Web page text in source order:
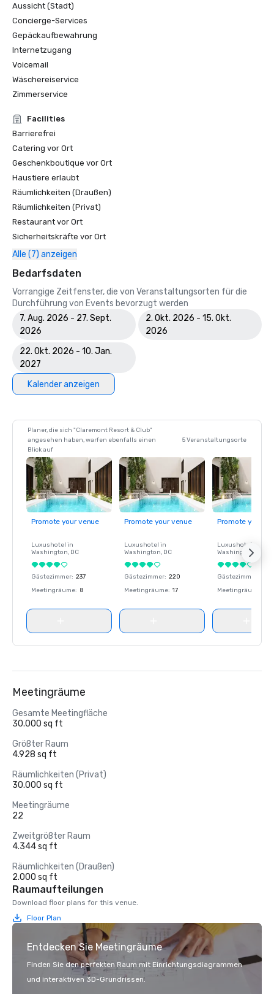
Aussicht (Stadt)
Concierge-Services
Gepäckaufbewahrung
Internetzugang
Voicemail
Wäschereiservice
Zimmerservice
Facilities
Barrierefrei
Catering vor Ort
Geschenkboutique vor Ort
Haustiere erlaubt
Räumlichkeiten (Draußen)
Räumlichkeiten (Privat)
Restaurant vor Ort
Sicherheitskräfte vor Ort
Alle (7) anzeigen
Bedarfsdaten
Vorrangige Zeitfenster, die von Veranstaltungsorten für die
Durchführung von Events bevorzugt werden
7. Aug. 2026 - 27. Sept.
2026
2. Okt. 2026 - 15. Okt.
2026
22. Okt. 2026 - 10. Jan.
2027
Kalender anzeigen
Planer, die sich "Claremont Resort & Club"
angesehen haben, warfen ebenfalls einen
Blick auf
5 Veranstaltungsorte
Promote your venue
Luxushotel in
Washington, DC
Gästezimmer: 237
Meetingräume: 8
Promote your venue
Luxushotel in
Washington, DC
Gästezimmer: 220
Meetingräume: 17
Promote your
Luxushotel in
Washington
Gästezimmer
Meetingräume
Meetingräume
Gesamte Meetingfläche
30.000 sq ft
Größter Raum
4.928 sq ft
Räumlichkeiten (Privat)
30.000 sq ft
Meetingräume
22
Zweitgrößter Raum
4.344 sq ft
Räumlichkeiten (Draußen)
2.000 sq ft
Raumaufteilungen
Download floor plans for this venue.
Floor Plan
Entdecken Sie Meetingräume
Finden Sie den perfekten Raum mit Einrichtungsdiagrammen
und interaktiven 3D-Grundrissen.